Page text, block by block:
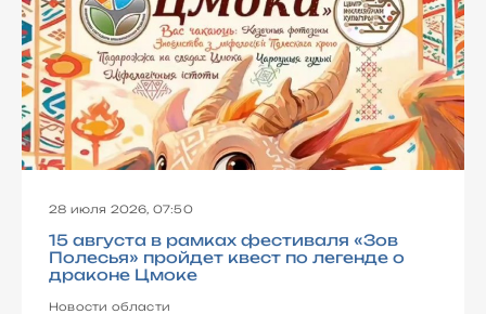
28 июля 2026, 07:50
15 августа в рамках фестиваля «Зов
Полесья» пройдет квест по легенде о
драконе Цмоке
Новости области